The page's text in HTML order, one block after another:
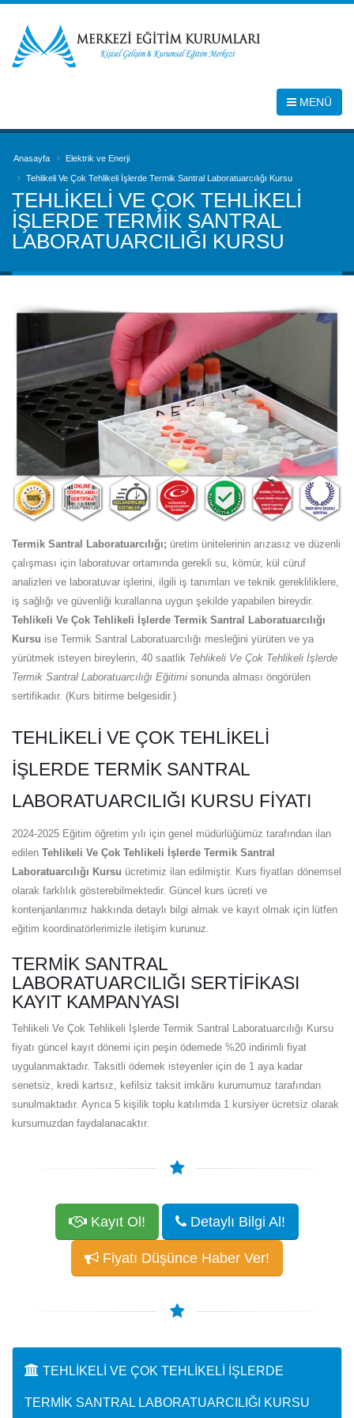
MENÜ
Anasayfa Elektrik ve Enerji
Tehlikeli Ve Çok Tehlikeli İşlerde Termik Santral Laboratuarcılığı Kursu
TEHLIKELI VE ÇOK TEHLIKELI
İŞLERDE TERMIK SANTRAL
LABORATUARCILIĞI KURSU
Termik Santral Laboratuarcılığı; üretim ünitelerinin arızasız ve düzenli
çalışması için laboratuvar ortamında gerekli su, kömür, kül cüruf
analizleri ve laboratuvar işlerini, ilgili iş tanımları ve teknik gerekliliklere,
iş sağlığı ve güvenliği kurallarına uygun şekilde yapabilen bireydir.
Tehlikeli Ve Çok Tehlikeli İşlerde Termik Santral Laboratuarcılığı
Kursu ise Termik Santral Laboratuarcılığı mesleğini yürüten ve ya
yürütmek isteyen bireylerin, 40 saatlik Tehlikeli Ve Çok Tehlikeli İşlerde
Termik Santral Laboratuarcılığı Eğitimi sonunda alması öngörülen
sertifikadır. (Kurs bitirme belgesidir.)
TEHLIKELI VE ÇOK TEHLIKELI
İŞLERDE TERMIK SANTRAL
LABORATUARCILIĞI KURSU FIYATI
2024-2025 Eğitim öğretim yılı için genel müdürlüğümüz tarafından ilan
edilen Tehlikeli Ve Çok Tehlikeli İşlerde Termik Santral
Laboratuarcılığı Kursu ücretimiz ilan edilmiştir. Kurs fiyatları dönemsel
olarak farklılık gösterebilmektedir. Güncel kurs ücreti ve
kontenjanlarımız hakkında detaylı bilgi almak ve kayıt olmak için lütfen
eğitim koordinatörlerimizle iletişim kurunuz.
TERMIK SANTRAL
LABORATUARCILIĞI SERTIFIKASI
KAYIT KAMPANYASI
Tehlikeli Ve Çok Tehlikeli İşlerde Termik Santral Laboratuarcılığı Kursu
fiyatı güncel kayıt dönemi için peşin ödemede %20 indirimli fiyat
uygulanmaktadır. Taksitli ödemek isteyenler için de 1 aya kadar
senetsiz, kredi kartsız, kefilsiz taksit imkânı kurumumuz tarafından
sunulmaktadır. Ayrıca 5 kişilik toplu katılımda 1 kursiyer ücretsiz olarak
kursumuzdan faydalanacaktır.
Kayıt Ol! Detaylı Bilgi Al!
Fiyatı Düşünce Haber Ver!
TEHLIKELI VE ÇOK TEHLIKELI İŞLERDE
TERMIK SANTRAL LABORATUARCILIĞI KURSU